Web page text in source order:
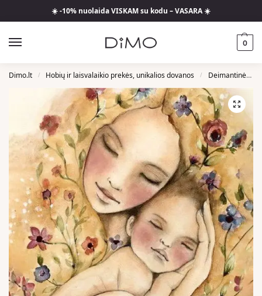
☀️ -10% nuolaida VISKAM su kodu – VASARA ☀️
0
Dimo.lt / Hobių ir laisvalaikio prekės, unikalios dovanos / Deimantinės Mozaikos